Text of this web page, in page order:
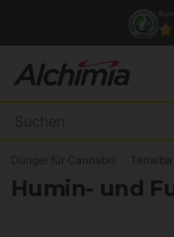
Dünger für Cannabis Terralba
Humin- und